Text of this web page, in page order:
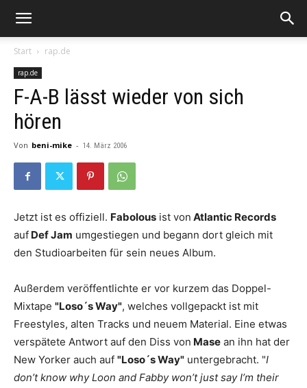
Start rap.de
rap.de
F-A-B lässt wieder von sich
hören
Von beni-mike - 14. März 2006
Jetzt ist es offiziell. Fabolous ist von Atlantic Records
auf Def Jam umgestiegen und begann dort gleich mit
den Studioarbeiten für sein neues Album.
Außerdem veröffentlichte er vor kurzem das Doppel-
Mixtape "Loso´s Way", welches vollgepackt ist mit
Freestyles, alten Tracks und neuem Material. Eine etwas
verspätete Antwort auf den Diss von Mase an ihn hat der
New Yorker auch auf "Loso´s Way" untergebracht. "I
don’t know why Loon and Fabby won’t just say I’m their